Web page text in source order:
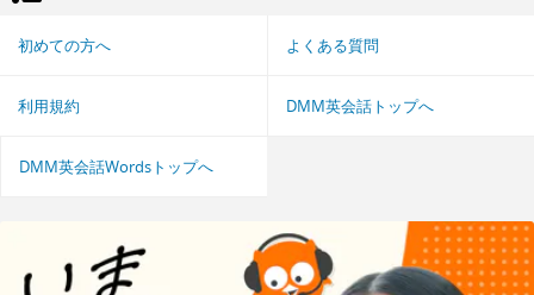
初めての方へ よくある質問
利用規約 DMM英会話トップへ
DMM英会話Wordsトップへ